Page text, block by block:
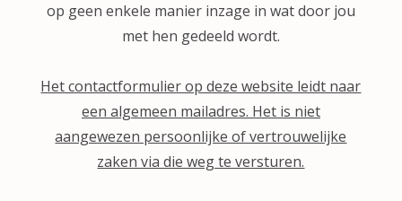
op geen enkele manier inzage in wat door jou
met hen gedeeld wordt.
Het contactformulier op deze website leidt naar
een algemeen mailadres. Het is niet
aangewezen persoonlijke of vertrouwelijke
zaken via die weg te versturen.